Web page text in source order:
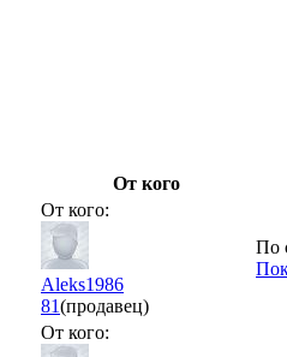
От кого
От кого:
Aleks1986
81(продавец)
По
От кого: